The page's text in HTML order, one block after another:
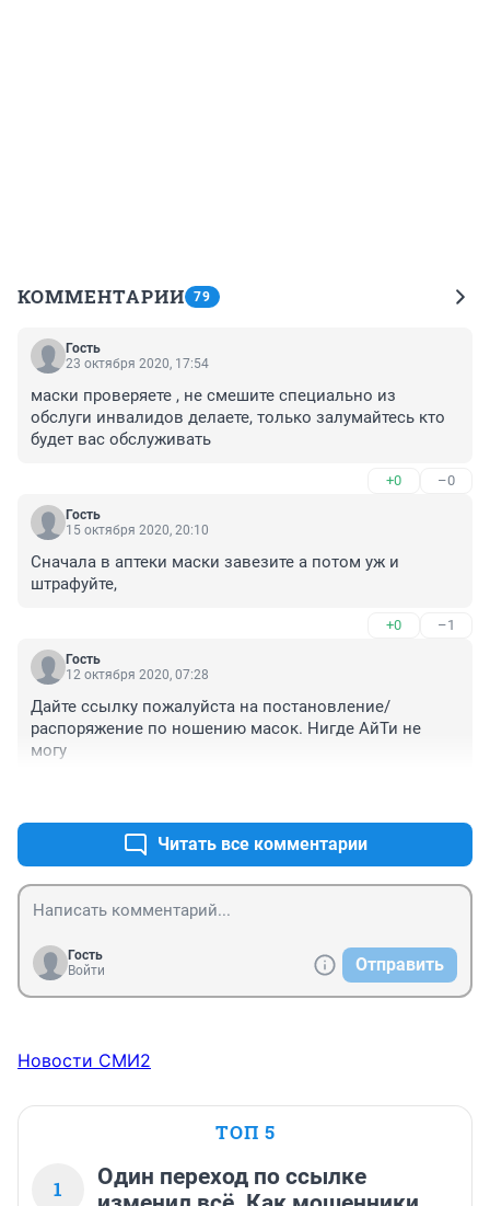
КОММЕНТАРИИ 79
Гость
23 октября 2020, 17:54
маски проверяете , не смешите специально из
обслуги инвалидов делаете, только залумайтесь кто
будет вас обслуживать
+0 –0
Гость
15 октября 2020, 20:10
Сначала в аптеки маски завезите а потом уж и
штрафуйте,
+0 –1
Гость
12 октября 2020, 07:28
Дайте ссылку пожалуйста на постановление/
распоряжение по ношению масок. Нигде АйТи не
могу
Читать все комментарии
Гость
Войти
Отправить
Новости СМИ2
ТОП 5
1
Один переход по ссылке